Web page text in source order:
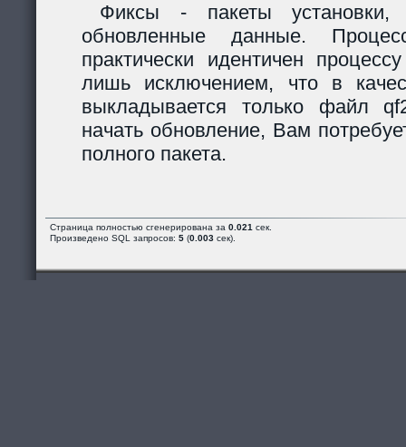
Фиксы - пакеты установки,
обновленные данные.
практически идентичен
лишь исключением, что в
выкладывается только файл
начать обновление, Вам
полного пакета.
Страница полностью сгенерирована за 0.021 сек.
Произведено SQL запросов: 5 (0.003 сек).